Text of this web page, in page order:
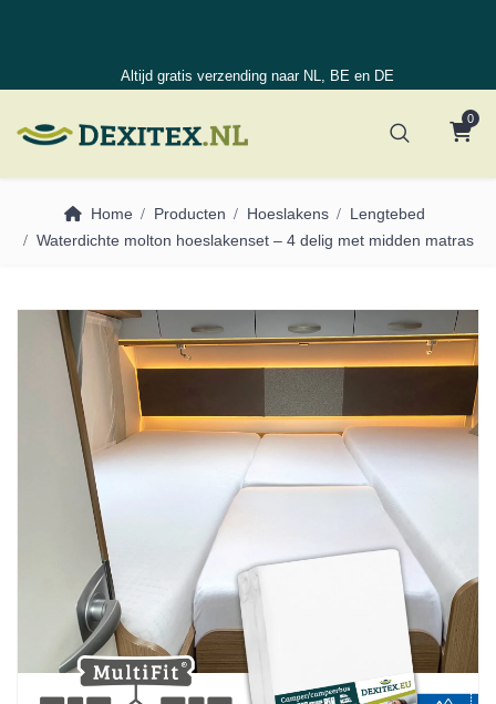
Altijd gratis verzending naar NL, BE en DE
0
Home Producten Hoeslakens
Lengtebed
Waterdichte molton hoeslakenset – 4 delig met midden matras